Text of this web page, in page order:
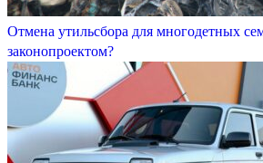
Отмена утильсбора для многодетных
законопроектом?